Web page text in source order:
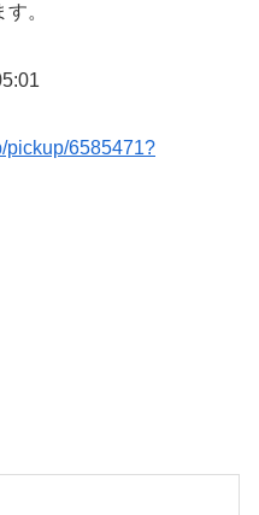
。
pickup/6585471?